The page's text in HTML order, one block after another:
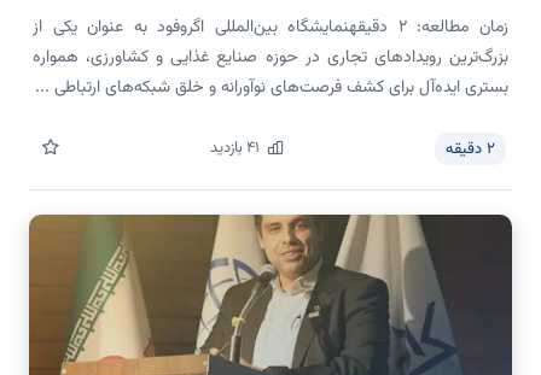
زمان مطالعه: 2 دقیقهنمایشگاه بین‌المللی اگروفود به عنوان یکی از
بزرگ‌ترین رویدادهای تجاری در حوزه صنایع غذایی و کشاورزی، همواره
بستری ایده‌آل برای کشف فرصت‌های نوآورانه و خلق شبکه‌های ارتباطی ...
2 دقیقه 41 بازدید